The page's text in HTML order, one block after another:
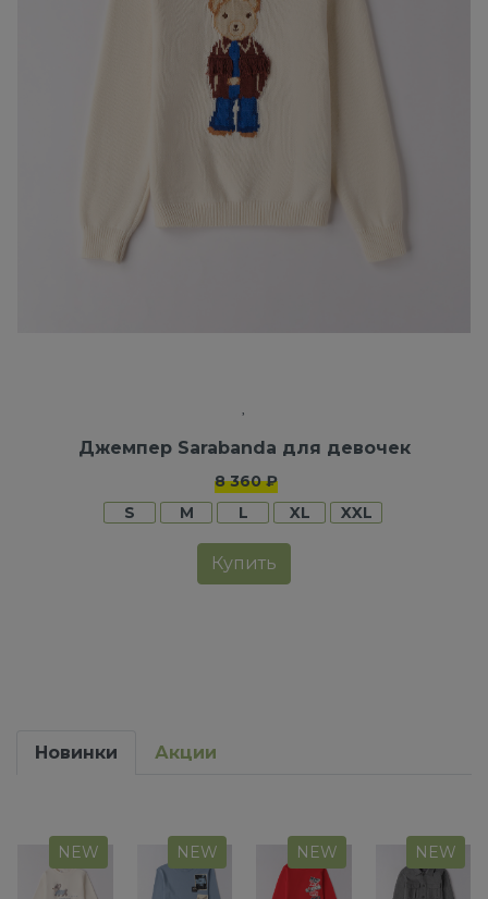
Джемпер Sarabanda для девочек
8 360 ₽
S
M L XL XXL
Купить
Новинки Акции
NEW NEW NEW NEW